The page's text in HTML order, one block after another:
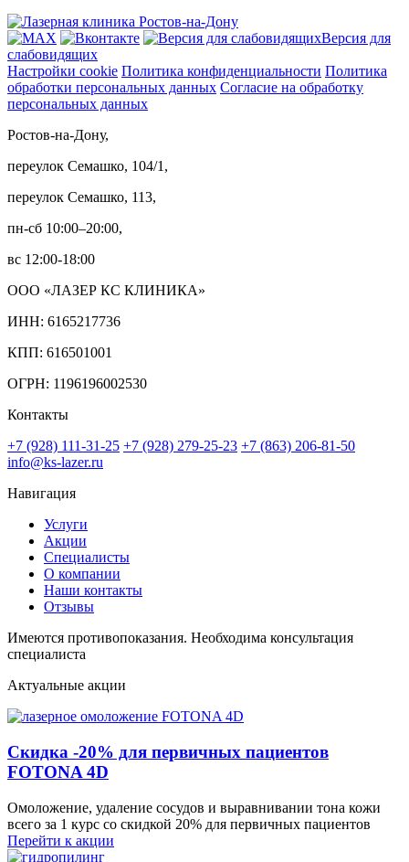
Версия для
слабовидящих
Настройки cookie Политика конфиденциальности Политика
обработки персональных данных Согласие на обработку
персональных данных
Ростов-на-Дону,
переулок Семашко, 104/1,
переулок Семашко, 113,
пн-сб 10:00–20:00,
вс 12:00-18:00
ООО «ЛАЗЕР КС КЛИНИКА»
ИНН: 6165217736
КПП: 616501001
ОГРН: 1196196002530
Контакты
+7 (928) 111-31-25 +7 (928) 279-25-23 +7 (863) 206-81-50
info@ks-lazer.ru
Навигация
Услуги
Акции
Специалисты
О компании
Наши контакты
Отзывы
Имеются противопоказания. Необходима консультация
специалиста
Актуальные акции
Скидка -20% для первичных пациентов
FOTONA 4D
Омоложение, удаление сосудов и выравнивании тона кожи
всего за 1 курс со скидкой 20% для первичных пациентов
Перейти к акции